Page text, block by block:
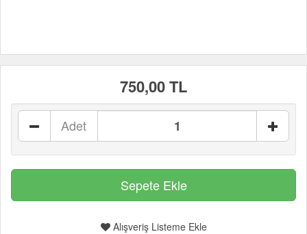
750,00 TL
Adet
Alışveriş Listeme Ekle